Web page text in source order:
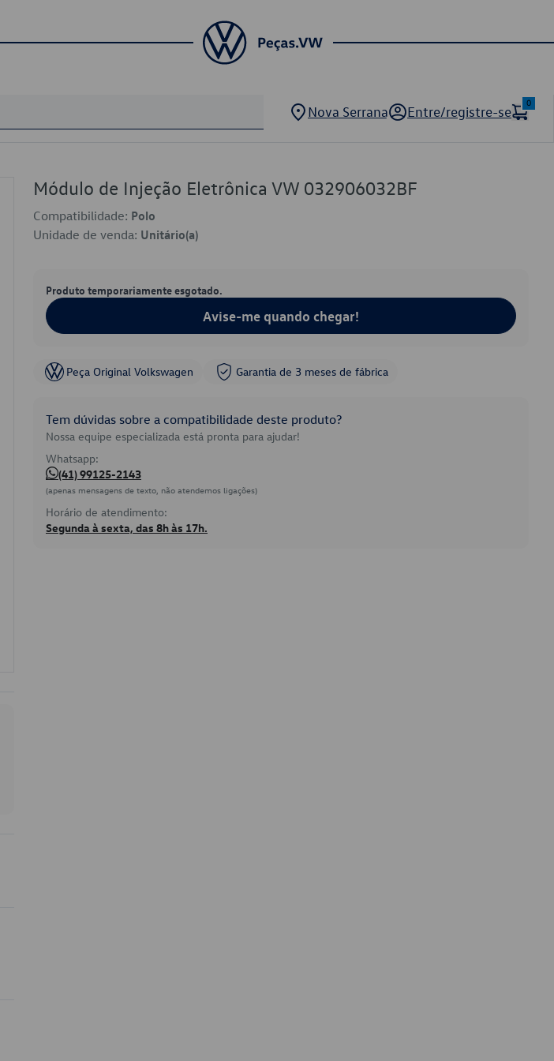
Nova Serrana Entre/registre-se
0
Módulo de Injeção Eletrônica VW 032906032BF
Compatibilidade: Polo
Unidade de venda: Unitário(a)
Produto temporariamente esgotado.
Avise-me quando chegar!
Peça Original Volkswagen Garantia de 3 meses de fábrica
Tem dúvidas sobre a compatibilidade deste produto?
Nossa equipe especializada está pronta para ajudar!
Whatsapp:
(41) 99125-2143
(apenas mensagens de texto, não atendemos ligações)
Horário de atendimento:
Segunda à sexta, das 8h às 17h.